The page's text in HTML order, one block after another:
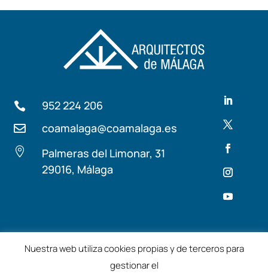
 952 224 206
 coamalaga@coamalaga.es

Palmeras del Limonar, 31
29016, Málaga
Aviso LegalTérminos y condiciones
©2025 – Colegio de Arquitectos de Málaga
Nuestra web utiliza cookies propias y de terceros para
gestionar el